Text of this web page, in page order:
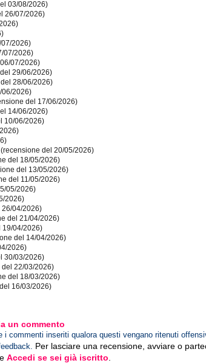
03/08/2026)
26/07/2026)
2026)
07/2026)
07/2026)
29/06/2026)
28/06/2026)
06/2026)
del 17/06/2026)
14/06/2026)
10/06/2026)
(recensione del 20/05/2026)
del 18/05/2026)
del 13/05/2026)
del 11/05/2026)
05/2026)
2026)
26/04/2026)
del 21/04/2026)
19/04/2026)
del 14/04/2026)
2026)
30/03/2026)
del 22/03/2026)
del 18/03/2026)
16/03/2026)
un commento
i commenti inseriti qualora questi vengano ritenuti
Per lasciare una recensione, avviare o
Accedi se sei già iscritto